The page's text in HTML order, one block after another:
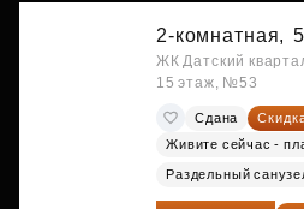
2-комнатная,
ЖК Датский
15 этаж, №53
Сдана
Живите сейчас -
Раздельный